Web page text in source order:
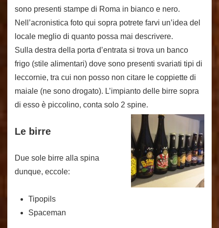
sono presenti stampe di Roma in bianco e nero.
Nell’acronistica foto qui sopra potrete farvi un’idea del
locale meglio di quanto possa mai descrivere.
Sulla destra della porta d’entrata si trova un banco
frigo (stile alimentari) dove sono presenti svariati tipi di
leccornie, tra cui non posso non citare le coppiette di
maiale (ne sono drogato). L’impianto delle birre sopra
di esso è piccolino, conta solo 2 spine.
Le birre
Due sole birre alla spina
dunque, eccole:
Tipopils
Spaceman